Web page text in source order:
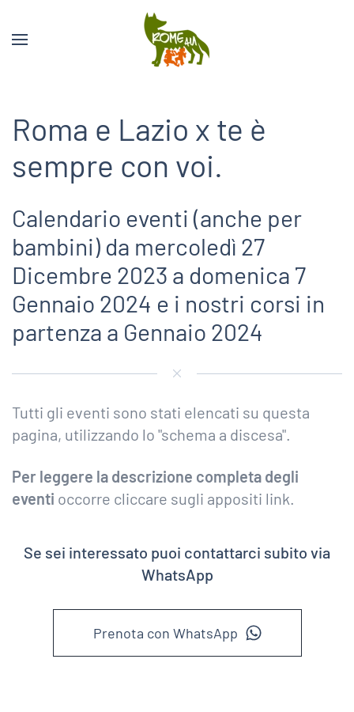
Roma e Lazio x te è
sempre con voi.
Calendario eventi (anche per
bambini) da mercoledì 27
Dicembre 2023 a domenica 7
Gennaio 2024 e i nostri corsi in
partenza a Gennaio 2024
Tutti gli eventi sono stati elencati su questa
pagina, utilizzando lo "schema a discesa".
Per leggere la descrizione completa degli
eventi occorre cliccare sugli appositi link.
Se sei interessato puoi contattarci subito via
WhatsApp
Prenota con WhatsApp